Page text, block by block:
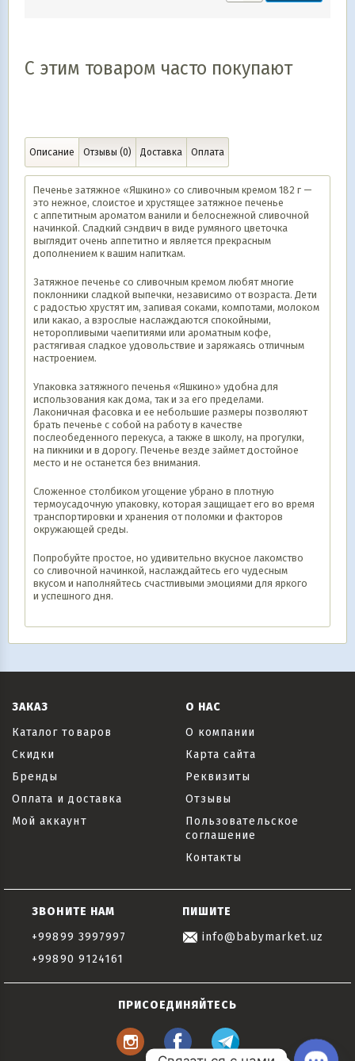
С этим товаром часто покупают
Описание Отзывы (0) Доставка Оплата
Печенье затяжное «Яшкино» со сливочным кремом 182 г —
это нежное, слоистое и хрустящее затяжное печенье
с аппетитным ароматом ванили и белоснежной сливочной
начинкой. Сладкий сэндвич в виде румяного цветочка
выглядит очень аппетитно и является прекрасным
дополнением к вашим напиткам.
Затяжное печенье со сливочным кремом любят многие
поклонники сладкой выпечки, независимо от возраста. Дети
с радостью хрустят им, запивая соками, компотами, молоком
или какао, а взрослые наслаждаются спокойными,
неторопливыми чаепитиями или ароматным кофе,
растягивая сладкое удовольствие и заряжаясь отличным
настроением.
Упаковка затяжного печенья «Яшкино» удобна для
использования как дома, так и за его пределами.
Лаконичная фасовка и ее небольшие размеры позволяют
брать печенье с собой на работу в качестве
послеобеденного перекуса, а также в школу, на прогулки,
на пикники и в дорогу. Печенье везде займет достойное
место и не останется без внимания.
Сложенное столбиком угощение убрано в плотную
термоусадочную упаковку, которая защищает его во время
транспортировки и хранения от поломки и факторов
окружающей среды.
Попробуйте простое, но удивительно вкусное лакомство
со сливочной начинкой, наслаждайтесь его чудесным
вкусом и наполняйтесь счастливыми эмоциями для яркого
и успешного дня.
ЗАКАЗ
Каталог товаров
Скидки
Бренды
Оплата и доставка
Мой аккаунт
О НАС
О компании
Карта сайта
Реквизиты
Отзывы
Пользовательское
соглашение
Контакты
ЗВОНИТЕ НАМ
+99899 3997997
+99890 9124161
ПИШИТЕ
info@babymarket.uz
ПРИСОЕДИНЯЙТЕСЬ